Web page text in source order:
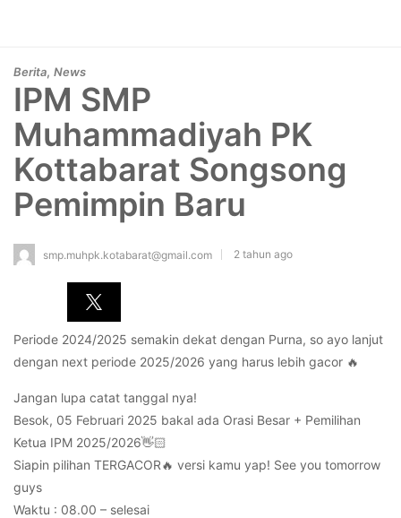
Berita, News
IPM SMP
Muhammadiyah PK
Kottabarat Songsong
Pemimpin Baru
smp.muhpk.kotabarat@gmail.com 2 tahun ago
Periode 2024/2025 semakin dekat dengan Purna, so ayo lanjut
dengan next periode 2025/2026 yang harus lebih gacor 🔥
Jangan lupa catat tanggal nya!
Besok, 05 Februari 2025 bakal ada Orasi Besar + Pemilihan
Ketua IPM 2025/2026👋🏻
Siapin pilihan TERGACOR🔥 versi kamu yap! See you tomorrow
guys
Waktu : 08.00 – selesai